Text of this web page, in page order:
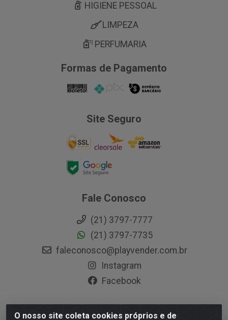
O nosso site coleta cookies próprios e de
HIGIENE PESSOAL
LIMPEZA
PERFUMARIA
Formas de Pagamento
Site Seguro
Fale Conosco
(21) 3797-7777
(21) 3797-7735
faleconosco@playvender.com.br
Instagram
Facebook